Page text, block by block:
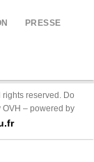
PRESSE
reserved. Do
– powered by